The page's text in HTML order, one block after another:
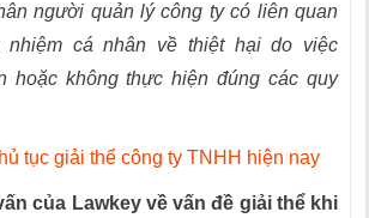
người quản lý công ty có liên quan
nhiệm cá nhân về thiệt hại do việc
hoặc không thực hiện đúng các quy
tục giải thể công ty TNHH hiện nay
của Lawkey về vấn đề giải thể khi